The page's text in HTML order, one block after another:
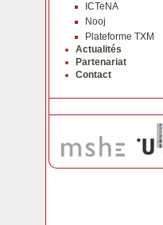
ICTeNA
Nooj
Plateforme TXM
Actualités
Partenariat
Contact